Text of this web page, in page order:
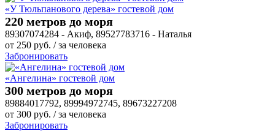
«У Тюльпанового дерева» гостевой дом
220 метров до моря
89307074284 - Акиф, 89527783716 - Наталья
от 250 руб. / за человека
Забронировать
«Ангелина» гостевой дом
300 метров до моря
89884017792, 89994972745, 89673227208
от 300 руб. / за человека
Забронировать